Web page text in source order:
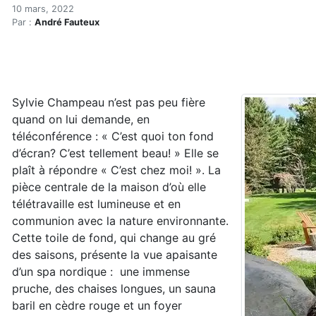
Accueil
Articles
Une oasis dans la
10 mars, 2022
Par : André Fauteux
Sylvie Champeau n’est pas peu fière
quand on lui demande, en
téléconférence : « C’est quoi ton fond
d’écran? C’est tellement beau! » Elle se
plaît à répondre « C’est chez moi! ». La
pièce centrale de la maison d’où elle
télétravaille est lumineuse et en
communion avec la nature environnante.
Cette toile de fond, qui change au gré
des saisons, présente la vue apaisante
d’un spa nordique : une immense
pruche, des chaises longues, un sauna
baril en cèdre rouge et un foyer